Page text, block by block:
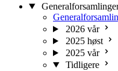
2026 vår
2025 høst
2025 vår
Tidligere